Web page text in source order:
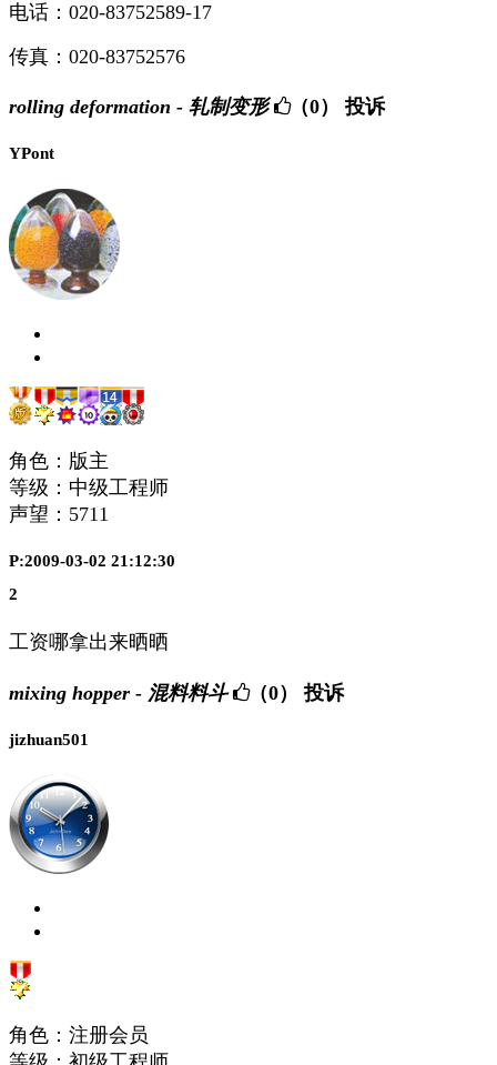
电话：020-83752589-17
传真：020-83752576
rolling deformation - 轧制变形 （0） 投诉
YPont
角色：版主
等级：中级工程师
声望： 5711
P:2009-03-02 21:12:30
2
工资哪拿出来晒晒
mixing hopper - 混料料斗 （0） 投诉
jizhuan501
角色：注册会员